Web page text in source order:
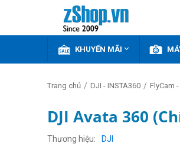
KHUYẾN MÃI 
Trang chủ / DJI - INSTA360 / FlyCam
DJI Avata 360
Thương hiệu DJI